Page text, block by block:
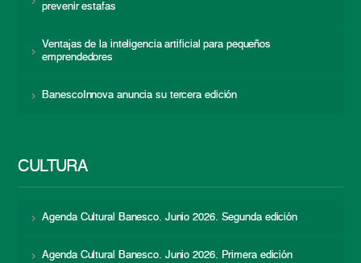
prevenir estafas
Ventajas de la inteligencia artificial para pequeños
emprendedores
BanescoInnova anuncia su tercera edición
CULTURA
Agenda Cultural Banesco. Junio 2026. Segunda edición
Agenda Cultural Banesco. Junio 2026. Primera edición